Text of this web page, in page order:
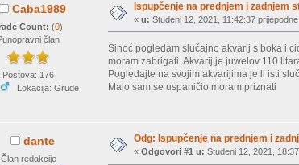
Caba1989
Count:(0)
član
Postova: 176
Lokacija: Grude
Ispupčenje na prednjem i zadnjem
«u: Studeni 12, 2021, 11:42:37
Sinoć pogledam slučajno akvarij s boka i
moram zabrigati. Akvarij je juwelov 110
Pogledajte na svojim akvarijima je li isti
Malo sam se uspaničio moram priznati
dante
Član redakcije
Odg: Ispupčenje na prednjem i
«Odgovori #1 u: Studeni 12, 2021,